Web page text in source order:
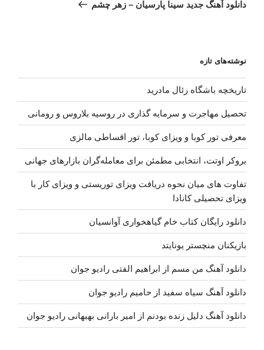
دانلود آهنگ جدید سینا پارسیان – زهر چشم
نوشته‌های تازه
تاریخچه باشگاه رئال مادرید
تحصیل مهاجرت و سرمایه گذاری در روسیه بلاروس و رومانی
معرفی تور کوبا و ویزای کوبا، تور اقساطی مالزی
بروکر اوتت، انتخابی مطمئن برای معامله‌گران بازارهای جهانی
تفاوت های میان نحوه دریافت ویزای توریستی و ویزای کار با
ویزای تحصیلی کانادا
دانلود رایگان کتاب خام گیاهخواری آوانسیان
بازیکنان منچستر یونایتد
دانلود آهنگ من مسم از ابراهیم الفتی رادیو جوان
دانلود آهنگ سیاه سفید از حامیم رادیو جوان
دانلود آهنگ دلیل زنده بودنم از امیر بارانی بهبهانی رادیو جوان